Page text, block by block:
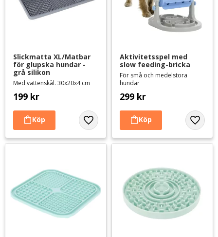
Slickmatta XL/Matbar
för glupska hundar -
grå silikon
Med vattenskål. 30x20x4 cm
199 kr
Lägg till i favoriter
Aktivitetsspel med
slow feeding-bricka
För små och medelstora
hundar
299 kr
Lägg